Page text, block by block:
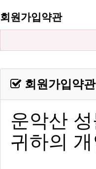
회원가입약관
회원가입약관